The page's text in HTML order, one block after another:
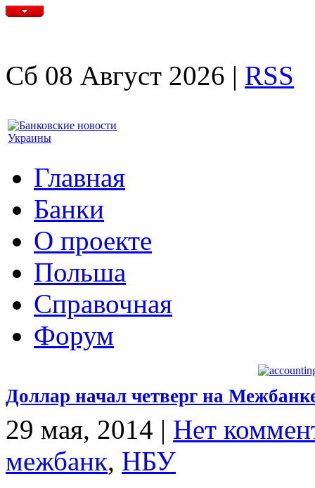
Сб 08 Август 2026 | RSS
Главная
Банки
О проекте
Польша
Справочная
Форум
Доллар начал четверг на
29 мая, 2014 | Нет
межбанк, НБУ